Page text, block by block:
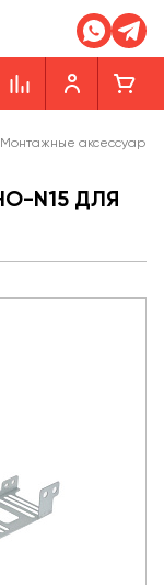
Монтажные аксессуары
N15 ДЛЯ